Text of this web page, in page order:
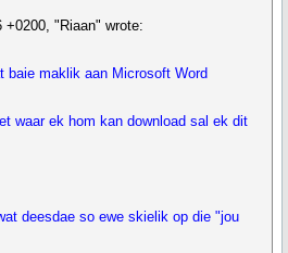
+0200, "Riaan" wrote:
baie maklik aan Microsoft Word
waar ek hom kan download sal ek dit
deesdae so ewe skielik op die "jou